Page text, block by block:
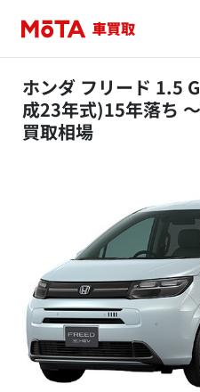
ホンダ フリード 1.5
成23年式)15年落ち
買取相場